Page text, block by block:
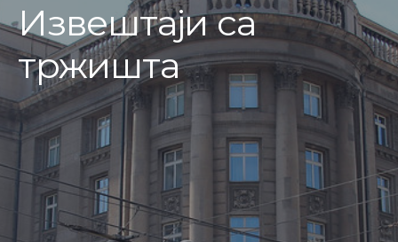
Извештаји са
тржишта